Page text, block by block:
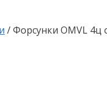
/ Форсунки OMVL 4ц